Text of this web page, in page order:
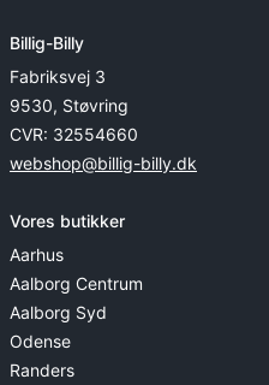
Billig-Billy
Fabriksvej 3
9530, Støvring
CVR: 32554660
webshop@billig-billy.dk
Vores butikker
Aarhus
Aalborg Centrum
Aalborg Syd
Odense
Randers